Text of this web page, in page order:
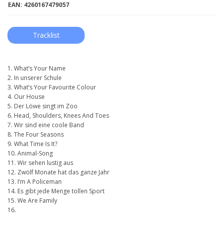
EAN: 4260167479057
Tracklist
1. What’s Your Name
2. In unserer Schule
3. What’s Your Favourite Colour
4. Our House
5. Der Löwe singt im Zoo
6. Head, Shoulders, Knees And Toes
7. Wir sind eine coole Band
8. The Four Seasons
9. What Time Is It?
10. Animal-Song
11. Wir sehen lustig aus
12. Zwölf Monate hat das ganze Jahr
13. I’m A Policeman
14. Es gibt jede Menge tollen Sport
15. We Are Family
16.